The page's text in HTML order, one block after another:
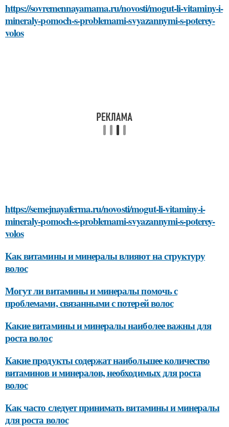
https://sovremennayamama.ru/novosti/mogut-li-vitaminy-i-
mineraly-pomoch-s-problemami-svyazannymi-s-poterey-
volos
https://semejnayaferma.ru/novosti/mogut-li-vitaminy-i-
mineraly-pomoch-s-problemami-svyazannymi-s-poterey-
volos
Как витамины и минералы влияют на структуру
волос
Могут ли витамины и минералы помочь с
проблемами, связанными с потерей волос
Какие витамины и минералы наиболее важны для
роста волос
Какие продукты содержат наибольшее количество
витаминов и минералов, необходимых для роста
волос
Как часто следует принимать витамины и минералы
для роста волос